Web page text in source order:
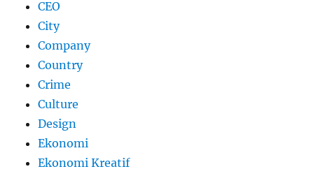
CEO
City
Company
Country
Crime
Culture
Design
Ekonomi
Ekonomi Kreatif